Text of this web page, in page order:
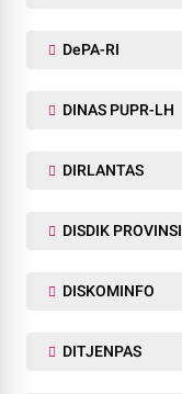
DePA-RI
DINAS PUPR-LH
DIRLANTAS
DISDIK PROVINSI
DISKOMINFO
DITJENPAS